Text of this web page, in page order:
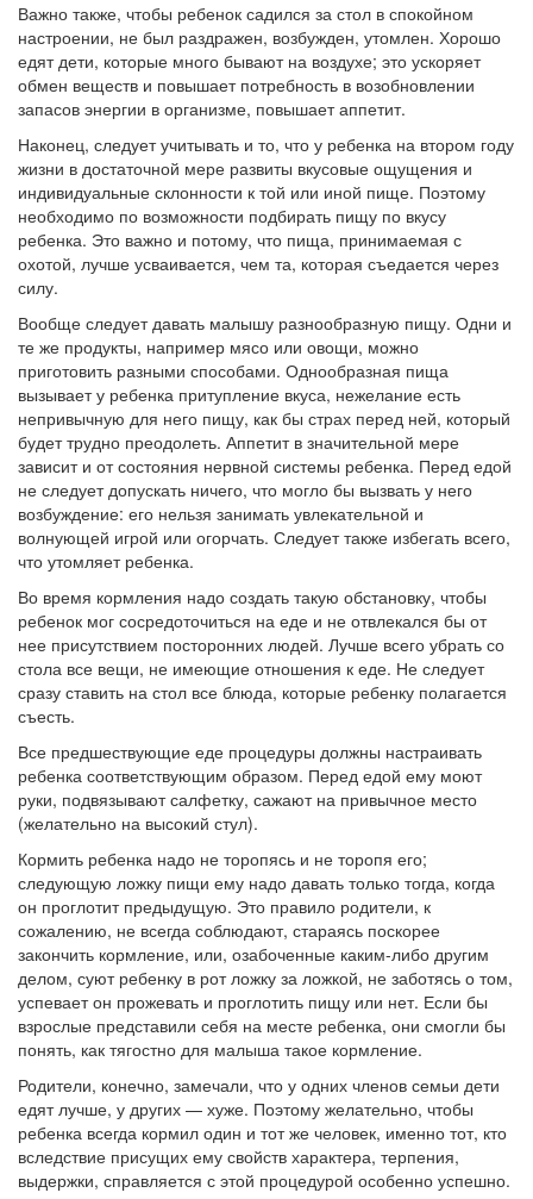
Важно также, чтобы ребенок садился за стол в спокойном
настроении, не был раздражен, возбужден, утомлен. Хорошо
едят дети, которые много бывают на воздухе; это ускоряет
обмен веществ и повышает потребность в возобновлении
запасов энергии в организме, повышает аппетит.
Наконец, следует учитывать и то, что у ребенка на втором году
жизни в достаточной мере развиты вкусовые ощущения и
индивидуальные склонности к той или иной пище. Поэтому
необходимо по возможности подбирать пищу по вкусу
ребенка. Это важно и потому, что пища, принимаемая с
охотой, лучше усваивается, чем та, которая съедается через
силу.
Вообще следует давать малышу разнообразную пищу. Одни и
те же продукты, например мясо или овощи, можно
приготовить разными способами. Однообразная пища
вызывает у ребенка притупление вкуса, нежелание есть
непривычную для него пищу, как бы страх перед ней, который
будет трудно преодолеть. Аппетит в значительной мере
зависит и от состояния нервной системы ребенка. Перед едой
не следует допускать ничего, что могло бы вызвать у него
возбуждение: его нельзя занимать увлекательной и
волнующей игрой или огорчать. Следует также избегать всего,
что утомляет ребенка.
Во время кормления надо создать такую обстановку, чтобы
ребенок мог сосредоточиться на еде и не отвлекался бы от
нее присутствием посторонних людей. Лучше всего убрать со
стола все вещи, не имеющие отношения к еде. Не следует
сразу ставить на стол все блюда, которые ребенку полагается
съесть.
Все предшествующие еде процедуры должны настраивать
ребенка соответствующим образом. Перед едой ему моют
руки, подвязывают салфетку, сажают на привычное место
(желательно на высокий стул).
Кормить ребенка надо не торопясь и не торопя его;
следующую ложку пищи ему надо давать только тогда, когда
он проглотит предыдущую. Это правило родители, к
сожалению, не всегда соблюдают, стараясь поскорее
закончить кормление, или, озабоченные каким-либо другим
делом, суют ребенку в рот ложку за ложкой, не заботясь о том,
успевает он прожевать и проглотить пищу или нет. Если бы
взрослые представили себя на месте ребенка, они смогли бы
понять, как тягостно для малыша такое кормление.
Родители, конечно, замечали, что у одних членов семьи дети
едят лучше, у других — хуже. Поэтому желательно, чтобы
ребенка всегда кормил один и тот же человек, именно тот, кто
вследствие присущих ему свойств характера, терпения,
выдержки, справляется с этой процедурой особенно успешно.